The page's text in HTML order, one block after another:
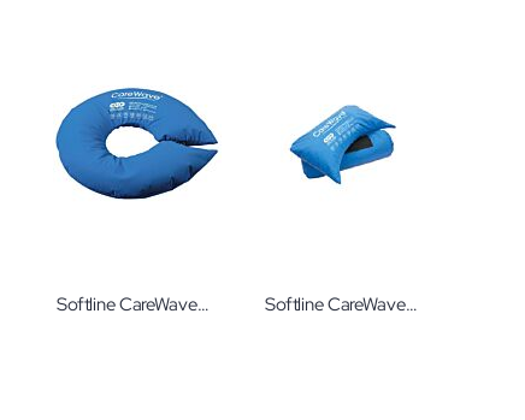
Softline CareWave® Ringkissen M Softline CareWave® Hemi-Armkissen XL